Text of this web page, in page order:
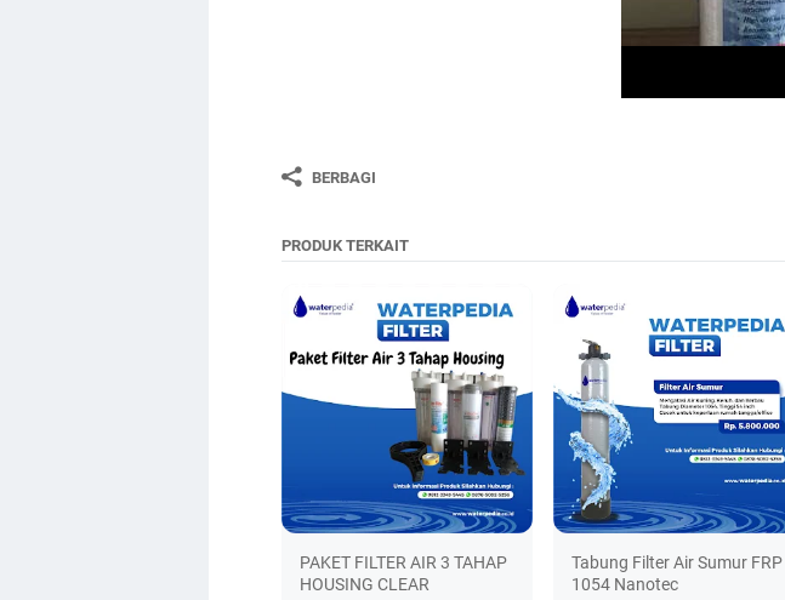
BERBAGI
PRODUK TERKAIT
PAKET FILTER AIR 3 TAHAP
HOUSING CLEAR
Tabung Filter Air Sumur FRP
1054 Nanotec